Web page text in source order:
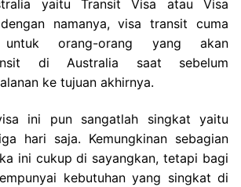
yaitu Transit Visa atau Visa
namanya, visa transit cuma
untuk orang-orang yang akan
di Australia saat sebelum
ke tujuan akhirnya.
ini pun sangatlah singkat yaitu
hari saja. Kemungkinan sebagian
ini cukup di sayangkan, tetapi bagi
kebutuhan yang singkat di